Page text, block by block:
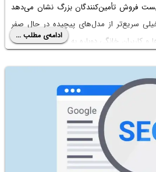
فروش تأمین‌کنندگان بزرگ نشان می‌دهد
سریع‌تر از مدل‌های پیچیده در حال صفر
خانگی دوباره به «تنظیمات کارخانه»
و «هزینه‌های پنهان» امسال را زیر ذره‌بین
ادامه‌ی مطلب ...